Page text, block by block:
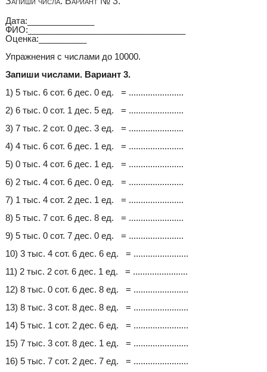
Дата:______________
ФИО:_________________________________
Оценка:__________
Упражнения с числами до 10000.
Запиши числами. Вариант 3.
1) 5 тыс. 6 сот. 6 дес. 0 ед. = .......................
2) 6 тыс. 0 сот. 1 дес. 5 ед. = .......................
3) 7 тыс. 2 сот. 0 дес. 3 ед. = .......................
4) 4 тыс. 6 сот. 6 дес. 1 ед. = .......................
5) 0 тыс. 4 сот. 6 дес. 1 ед. = .......................
6) 2 тыс. 4 сот. 6 дес. 0 ед. = .......................
7) 1 тыс. 4 сот. 2 дес. 1 ед. = .......................
8) 5 тыс. 7 сот. 6 дес. 8 ед. = .......................
9) 5 тыс. 0 сот. 7 дес. 0 ед. = .......................
10) 3 тыс. 4 сот. 6 дес. 6 ед. = .......................
11) 2 тыс. 2 сот. 6 дес. 1 ед. = .......................
12) 8 тыс. 0 сот. 6 дес. 8 ед. = .......................
13) 8 тыс. 3 сот. 8 дес. 8 ед. = .......................
14) 5 тыс. 1 сот. 2 дес. 6 ед. = .......................
15) 7 тыс. 3 сот. 8 дес. 1 ед. = .......................
16) 5 тыс. 7 сот. 2 дес. 7 ед. = .......................